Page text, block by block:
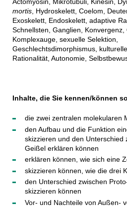
Actomyosin, Mikrotubuli, Kinesin,
mortis, Hydroskelett, Coelom,
Exoskelett, Endoskelett, adaptive
Schnellsten, Ganglien, Konvergenz,
Komplexauge, sexuelle Selektion,
Geschlechtsdimorphismus,
Rationalität, Autonomie,
Inhalte, die Sie kennen/können
die zwei zentralen molekularen
den Aufbau und die Funktion
skizzieren und den Unterschied
Geißel erklären können
erklären können, wie sich eine
skizzieren können, wie die drei
den Unterschied zwischen
skizzieren können
Vor- und Nachteile von Außen-